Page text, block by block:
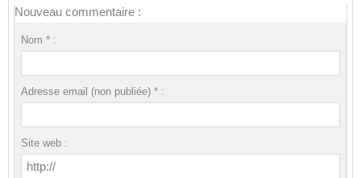
Nouveau commentaire :
Nom * :
Adresse email (non publiée) * :
Site web :